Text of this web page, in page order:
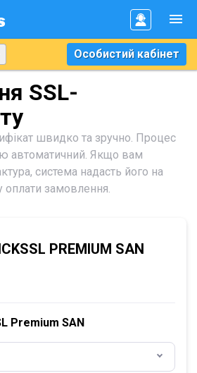
Особистий кабінет
SSL-
швидко та зручно. Процес
автоматичний. Якщо вам
система надасть його на
оплати замовлення.
PREMIUM SAN
Premium SAN